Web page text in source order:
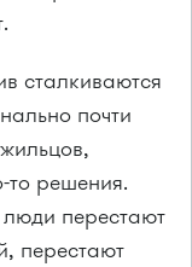
сталкиваются
почти
то решения.
перестают
перестают